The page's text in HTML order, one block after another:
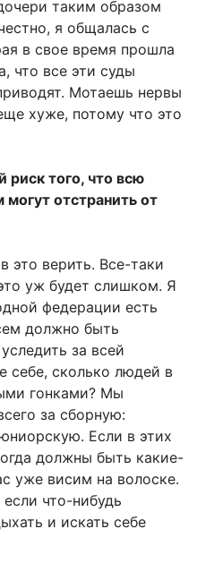
таким образом
я общалась с
в свое время прошла
что все эти суды
Мотаешь нервы
хуже, потому что это
того, что всю
отстранить от
это верить. Все-таки
уж будет слишком. Я
федерации есть
должно быть
за всей
себе, сколько людей в
гонками? Мы
за сборную:
Если в этих
должны быть какие-
уже висим на волоске.
что-нибудь
и искать себе